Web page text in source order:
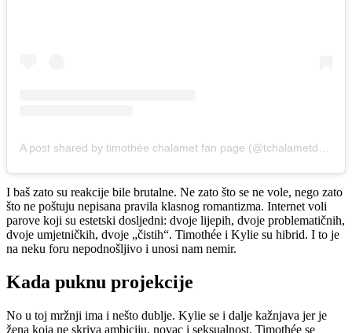
I baš zato su reakcije bile brutalne. Ne zato što se ne vole, nego zato
što ne poštuju nepisana pravila klasnog romantizma. Internet voli
parove koji su estetski dosljedni: dvoje lijepih, dvoje problematičnih,
dvoje umjetničkih, dvoje „čistih“. Timothée i Kylie su hibrid. I to je
na neku foru nepodnošljivo i unosi nam nemir.
Kada puknu projekcije
No u toj mržnji ima i nešto dublje. Kylie se i dalje kažnjava jer je
žena koja ne skriva ambiciju, novac i seksualnost. Timothée se